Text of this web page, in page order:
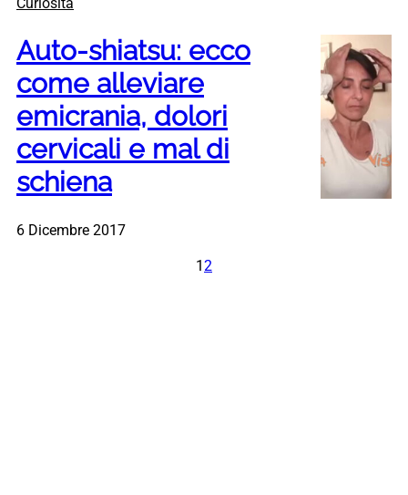
Curiosità
Auto-shiatsu: ecco
come alleviare
emicrania, dolori
cervicali e mal di
schiena
6 Dicembre 2017
1 2